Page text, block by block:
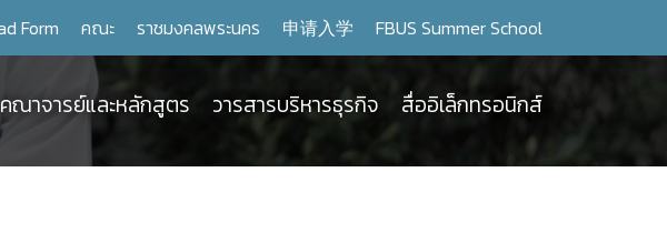
Form คณะ ราชมงคลพระนคร 申请入学 FBUS Summer School
คณาจารย์และหลักสูตร วารสารบริหารธุรกิจ สื่ออิเล็กทรอนิกส์